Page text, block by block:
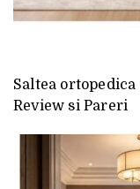
Saltea
Review si Pareri